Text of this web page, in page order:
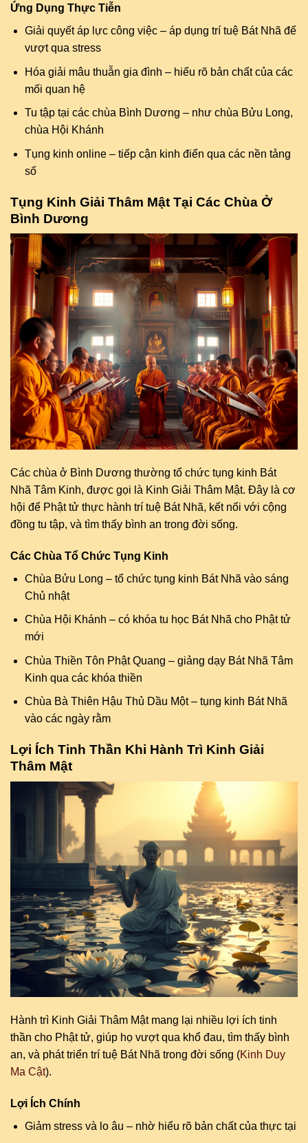
Ứng Dụng Thực Tiễn
Giải quyết áp lực công việc – áp dụng trí tuệ Bát Nhã để
vượt qua stress
Hóa giải mâu thuẫn gia đình – hiểu rõ bản chất của các
mối quan hệ
Tu tập tại các chùa Bình Dương – như chùa Bửu Long,
chùa Hội Khánh
Tụng kinh online – tiếp cận kinh điển qua các nền tảng
số
Tụng Kinh Giải Thâm Mật Tại Các Chùa Ở
Bình Dương
Các chùa ở Bình Dương thường tổ chức tụng kinh Bát
Nhã Tâm Kinh, được gọi là Kinh Giải Thâm Mật. Đây là cơ
hội để Phật tử thực hành trí tuệ Bát Nhã, kết nối với cộng
đồng tu tập, và tìm thấy bình an trong đời sống.
Các Chùa Tổ Chức Tụng Kinh
Chùa Bửu Long – tổ chức tụng kinh Bát Nhã vào sáng
Chủ nhật
Chùa Hội Khánh – có khóa tu học Bát Nhã cho Phật tử
mới
Chùa Thiền Tôn Phật Quang – giảng dạy Bát Nhã Tâm
Kinh qua các khóa thiền
Chùa Bà Thiên Hậu Thủ Dầu Một – tụng kinh Bát Nhã
vào các ngày rằm
Lợi Ích Tinh Thần Khi Hành Trì Kinh Giải
Thâm Mật
Hành trì Kinh Giải Thâm Mật mang lại nhiều lợi ích tinh
thần cho Phật tử, giúp họ vượt qua khổ đau, tìm thấy bình
an, và phát triển trí tuệ Bát Nhã trong đời sống (Kinh Duy
Ma Cật).
Lợi Ích Chính
Giảm stress và lo âu – nhờ hiểu rõ bản chất của thực tại